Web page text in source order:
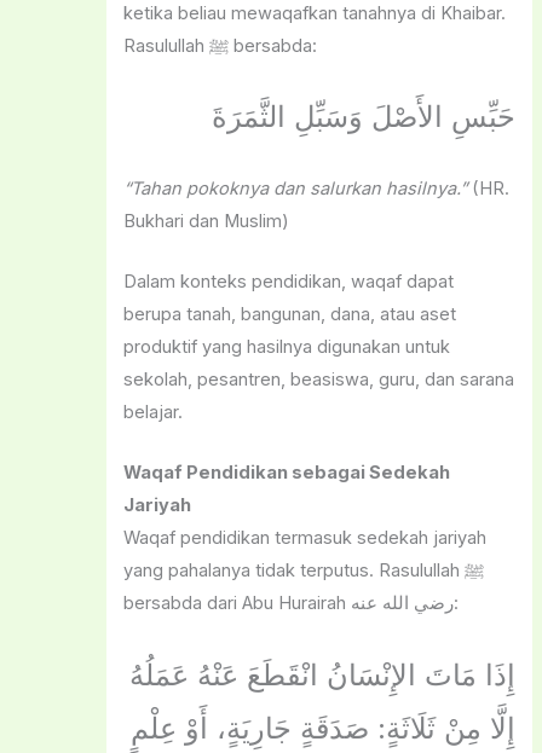
ketika beliau mewaqafkan tanahnya di Khaibar.
Rasulullah ﷺ bersabda:
حَبِّسِ الأَصْلَ وَسَبِّلِ الثَّمَرَةَ
“Tahan pokoknya dan salurkan hasilnya.”(HR.
Bukhari dan Muslim)
Dalam konteks pendidikan, waqaf dapat
berupa tanah, bangunan, dana, atau aset
produktif yang hasilnya digunakan untuk
sekolah, pesantren, beasiswa, guru, dan sarana
belajar.
Waqaf Pendidikan sebagai Sedekah
Jariyah
Waqaf pendidikan termasuk sedekah jariyah
yang pahalanya tidak terputus. Rasulullah ﷺ
bersabda dari Abu Hurairah رضي الله عنه:
إِذَا مَاتَ الإِنْسَانُ انْقَطَعَ عَنْهُ عَمَلُهُ
إِلَّا مِنْ ثَلَاثَةٍ: صَدَقَةٍ جَارِيَةٍ، أَوْ عِلْمٍ